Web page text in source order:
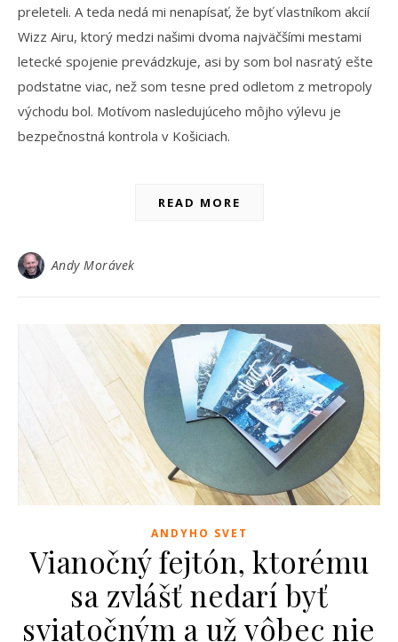
preleteli. A teda nedá mi nenapísať, že byť vlastníkom akcií
Wizz Airu, ktorý medzi našimi dvoma najväčšími mestami
letecké spojenie prevádzkuje, asi by som bol nasratý ešte
podstatne viac, než som tesne pred odletom z metropoly
východu bol. Motívom nasledujúceho môjho výlevu je
bezpečnostná kontrola v Košiciach.
READ MORE
Andy Morávek
ANDYHO SVET
Vianočný fejtón, ktorému
sa zvlášť nedarí byť
sviatočným a už vôbec nie